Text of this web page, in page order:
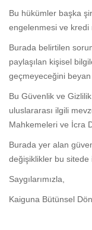
Bu hükümler başka
engelenmesi ve kredi
Burada belirtilen
paylaşılan kişisel
geçmeyeceğini beyan
Bu Güvenlik ve
uluslararası ilgili
Mahkemeleri ve İcra
Burada yer alan
değişiklikler bu sitede
Saygılarımızla,
Kaiguna Bütünsel